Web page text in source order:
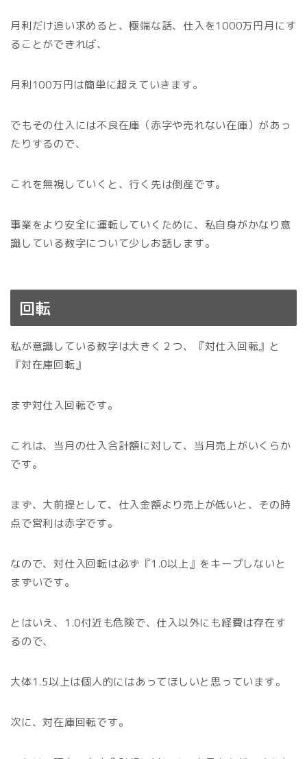
月利だけ追い求めると、極端な話、仕入を1000万円月にす
ることができれば、
月利100万円は簡単に超えていきます。
でもその仕入には不良在庫（赤字や売れない在庫）があっ
たりするので、
これを無視していくと、行く先は倒産です。
事業をより安全に運転していくために、私自身がかなり意
識している数字について少しお話します。
回転
私が意識している数字は大きく２つ、『対仕入回転』と
『対在庫回転』
まず対仕入回転です。
これは、当月の仕入合計額に対して、当月売上がいくらか
です。
まず、大前提として、仕入金額より売上が低いと、その時
点で営利は赤字です。
なので、対仕入回転は必ず『1.0以上』をキープしないと
まずいです。
とはいえ、1.0付近も危険で、仕入以外にも経費は存在す
るので、
大体1.5以上は個人的にはあってほしいと思っています。
次に、対在庫回転です。